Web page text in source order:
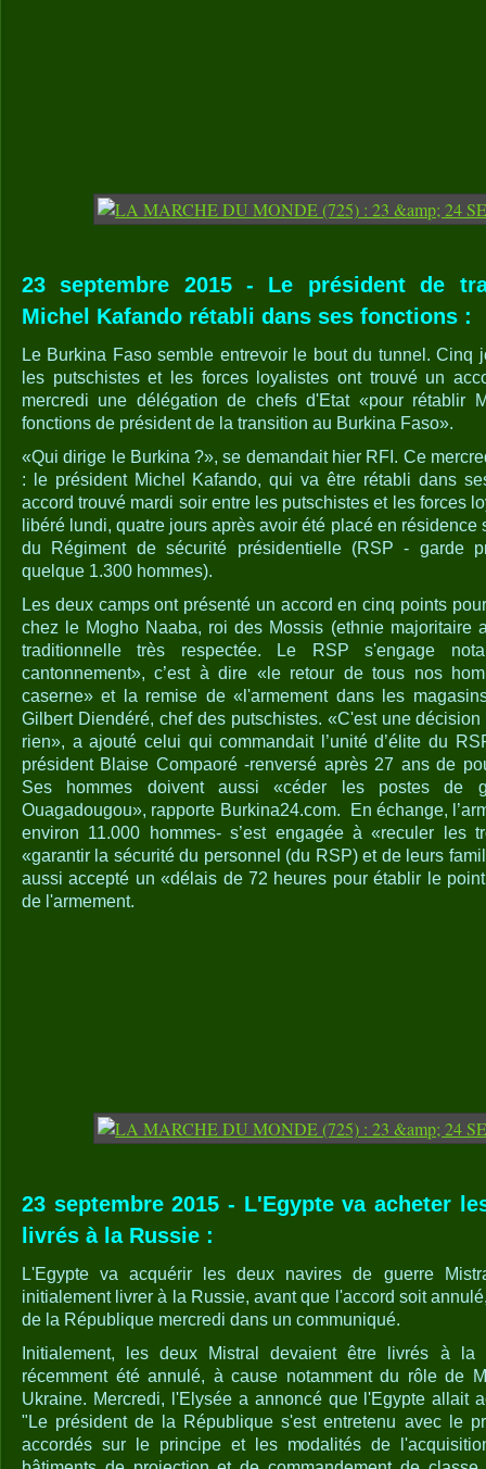
23 septembre 2015 - Le président de
Michel Kafando rétabli dans ses fonctions :
Le Burkina Faso semble entrevoir le bout du tunnel. Cinq
les putschistes et les forces loyalistes ont trouvé un
mercredi une délégation de chefs d'Etat «pour rétablir
fonctions de président de la transition au Burkina Faso».
«Qui dirige le Burkina ?», se demandait hier RFI. Ce
: le président Michel Kafando, qui va être rétabli dans
accord trouvé mardi soir entre les putschistes et les forces
libéré lundi, quatre jours après avoir été placé en
du Régiment de sécurité présidentielle (RSP - garde
quelque 1.300 hommes).
Les deux camps ont présenté un accord en cinq points
chez le Mogho Naaba, roi des Mossis (ethnie majoritaire
traditionnelle très respectée. Le RSP s'engage
cantonnement», c’est à dire «le retour de tous nos
caserne» et la remise de «l'armement dans les
Gilbert Diendéré, chef des putschistes. «C'est une
rien», a ajouté celui qui commandait l’unité d’élite du
président Blaise Compaoré -renversé après 27 ans de
Ses hommes doivent aussi «céder les postes de
Ouagadougou», rapporte Burkina24.com. En échange,
environ 11.000 hommes- s’est engagée à «reculer les
«garantir la sécurité du personnel (du RSP) et de leurs
aussi accepté un «délais de 72 heures pour établir le
de l'armement.
23 septembre 2015 - L'Egypte va acheter
livrés à la Russie :
L'Egypte va acquérir les deux navires de guerre
initialement livrer à la Russie, avant que l'accord soit
de la République mercredi dans un communiqué.
Initialement, les deux Mistral devaient être livrés à
récemment été annulé, à cause notamment du rôle de
Ukraine. Mercredi, l'Elysée a annoncé que l'Egypte allait
"Le président de la République s'est entretenu avec le
accordés sur le principe et les modalités de